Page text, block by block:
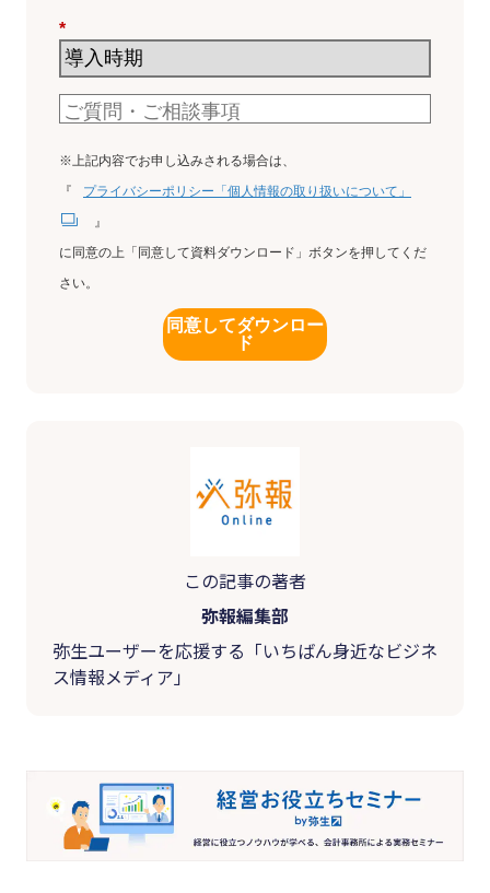
*
※上記内容でお申し込みされる場合は、
『
プライバシーポリシー「個人情報の取り扱いについて」
』
に同意の上「同意して資料ダウンロード」ボタンを押してくだ
さい。
同意してダウンロー
ド
この記事の著者
弥報編集部
弥生ユーザーを応援する「いちばん身近なビジネ
ス情報メディア」